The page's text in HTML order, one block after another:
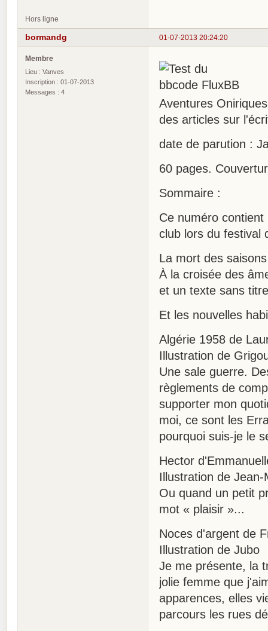
Hors ligne
01-07-2013 20:24:20
bormandg
Membre
Lieu : Vanves
Inscription : 01-07-2013
Messages : 4
Aventures
des articles sur
date de parution :
60 pages.
Sommaire :
Ce numéro
club lors du festival
La mort des
À la croisée des
et un texte sans
Et les nouvelles
Algérie 1958 de
Illustration de
Une sale guerre.
règlements de
supporter mon
moi, ce sont les
pourquoi suis-je le
Hector
Illustration de Jean-
Ou quand un petit
mot « plaisir »...
Noces d'argent de
Illustration de Jubo
Je me présente, la
jolie femme que
apparences, elles
parcours les rues